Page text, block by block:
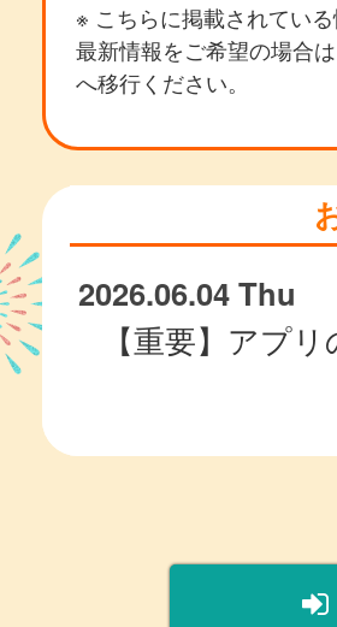
※ こちらに掲載されてい
最新情報をご希望の場合
へ移行ください。
2026.06.04 Thu
【重要】アプ